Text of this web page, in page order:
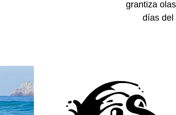
grantiza
días del